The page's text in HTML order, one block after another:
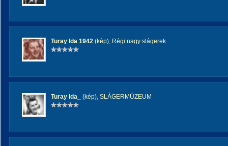
Turay Ida 1942 (kép), Régi nagy slágerek
Turay Ida_ (kép), SLÁGERMÚZEUM